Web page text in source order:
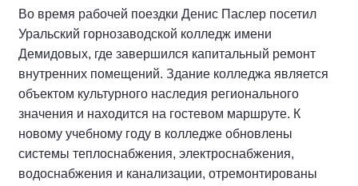
Во время рабочей поездки Денис Паслер посетил
Уральский горнозаводской колледж имени
Демидовых, где завершился капитальный ремонт
внутренних помещений. Здание колледжа является
объектом культурного наследия регионального
значения и находится на гостевом маршруте. К
новому учебному году в колледже обновлены
системы теплоснабжения, электроснабжения,
водоснабжения и канализации, отремонтированы